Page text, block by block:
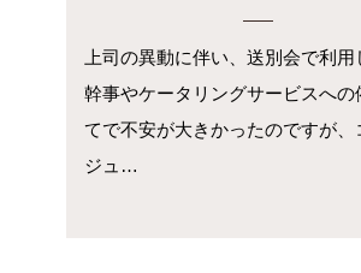
上司の異動に伴い、送別会で利用
幹事やケータリングサービスへの
てで不安が大きかったのですが、
ジュ…